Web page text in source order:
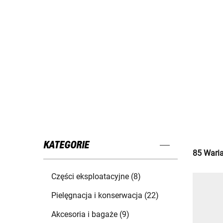
KATEGORIE
Części eksploatacyjne (8)
Pielęgnacja i konserwacja (22)
Akcesoria i bagaże (9)
85